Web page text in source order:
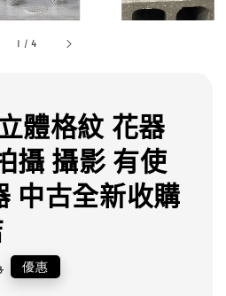
1 /4
體格紋 花器
攝 攝影 有使
中古全新收購
優惠